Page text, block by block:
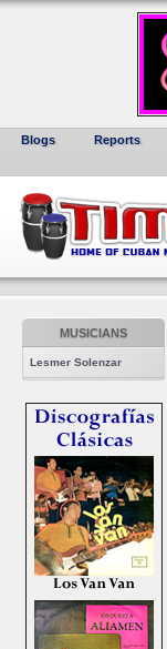
Blogs Reports
MUSICIANS
Lesmer Solenzar